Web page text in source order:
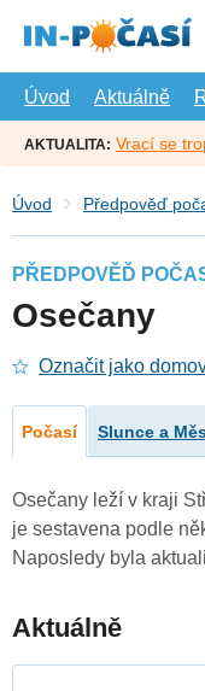
hlavní
Úvod
Aktuálně
AKTUALITA: Vrací se
Úvod Předpověď
PŘEDPOVĚĎ
Osečany
Označit jako
Počasí Slunce a
Osečany leží v kraji
je sestavena podle
Naposledy byla
Aktuálně